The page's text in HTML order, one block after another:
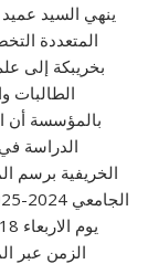
ينهي السيد عميد
المتعددة
بخريبكة إلى
الطالبات
بالمؤسسة أن
الدراسة في
الخريفية برسم
الزمن عبر